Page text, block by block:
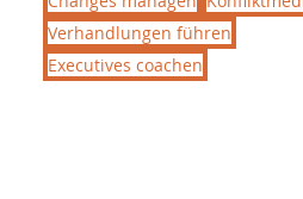
Verhandlungen führen
Executives coachen